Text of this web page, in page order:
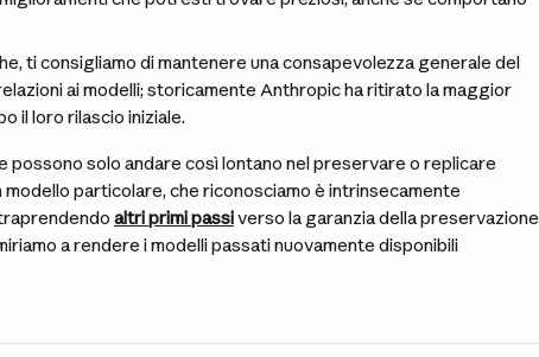
ti consigliamo di mantenere una consapevolezza generale del
ai modelli; storicamente Anthropic ha ritirato la maggior
il loro rilascio iniziale.
solo andare così lontano nel preservare o replicare
particolare, che riconosciamo è intrinsecamente
altri primi passi verso la garanzia della preservazione
a rendere i modelli passati nuovamente disponibili